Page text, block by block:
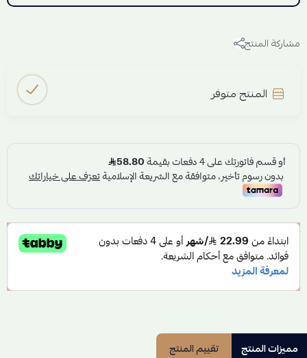
مشاركة المنتج
المنتج متوفر
مميزات المنتج تقييم المنتج